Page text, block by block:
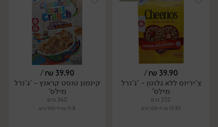
39.90
₪
/
צ'יריוס ללא גלוטן - 'ג'נרל
מילס'
252 גרם
15.83 ₪ ל-100 גרם
39.90
₪
/
קינמון טוסט קראנץ - 'ג'נרל
מילס'
340 גרם
11.74 ₪ ל-100 גרם